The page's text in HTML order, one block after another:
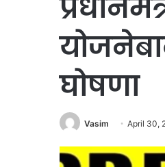
घोषणा
Vasim April 30,